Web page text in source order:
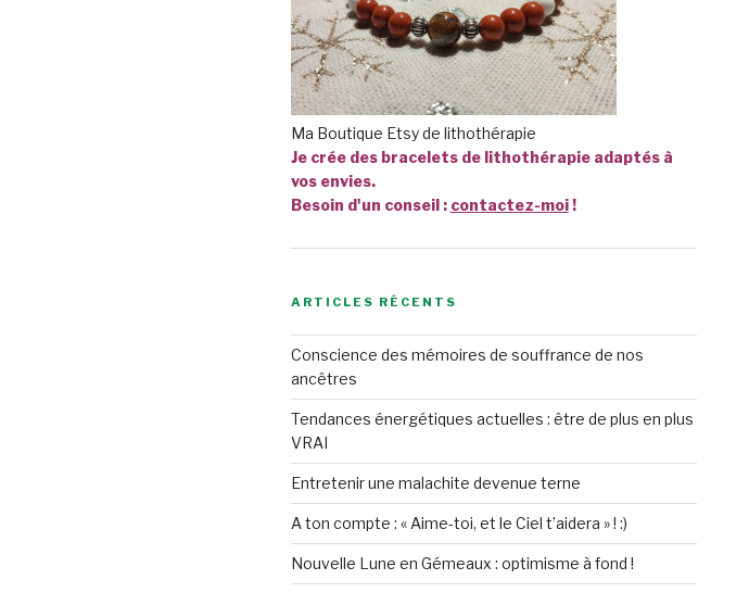
Ma Boutique Etsy de lithothérapie
Je crée des bracelets de lithothérapie adaptés à
vos envies.
Besoin d'un conseil : contactez-moi!
ARTICLES RÉCENTS
Conscience des mémoires de souffrance de nos
ancêtres
Tendances énergétiques actuelles : être de plus en plus
VRAI
Entretenir une malachite devenue terne
A ton compte : « Aime-toi, et le Ciel t’aidera » ! :)
Nouvelle Lune en Gémeaux : optimisme à fond !